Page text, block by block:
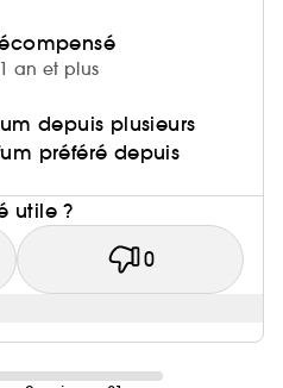
an et plus
depuis plusieurs
préféré depuis
utile ?
0